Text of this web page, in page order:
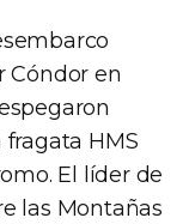
Cóndor en
HMS
El líder de
las Montañas